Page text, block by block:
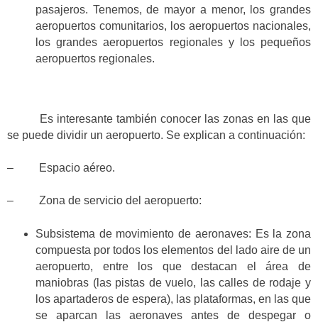
pasajeros. Tenemos, de mayor a menor, los grandes
aeropuertos comunitarios, los aeropuertos nacionales,
los grandes aeropuertos regionales y los pequeños
aeropuertos regionales.
Es interesante también conocer las zonas en las que
se puede dividir un aeropuerto. Se explican a continuación:
– Espacio aéreo.
– Zona de servicio del aeropuerto:
Subsistema de movimiento de aeronaves: Es la zona
compuesta por todos los elementos del lado aire de un
aeropuerto, entre los que destacan el área de
maniobras (las pistas de vuelo, las calles de rodaje y
los apartaderos de espera), las plataformas, en las que
se aparcan las aeronaves antes de despegar o